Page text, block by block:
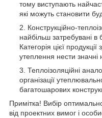
тому виступають
які можуть становити
Конструкційно-
найбільш затребувані в
Категорія цієї
утеплення нести значні
Теплоізоляційні
організації
багатошарових
Примітка! Вибір
від проектних вимог і